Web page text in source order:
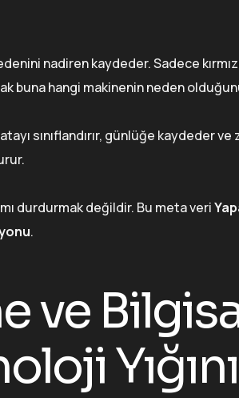
nadiren kaydeder. Sadece
buna hangi makinenin neden
sınıflandırır, günlüğe kaydeder
durdurmak değildir. Bu meta veri
.
ve